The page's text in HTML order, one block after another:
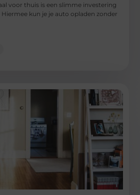
voor thuis is een slimme investering
kun je je auto opladen zonder